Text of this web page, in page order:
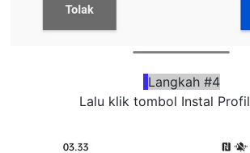
Langkah #4
Lalu klik tombol Instal